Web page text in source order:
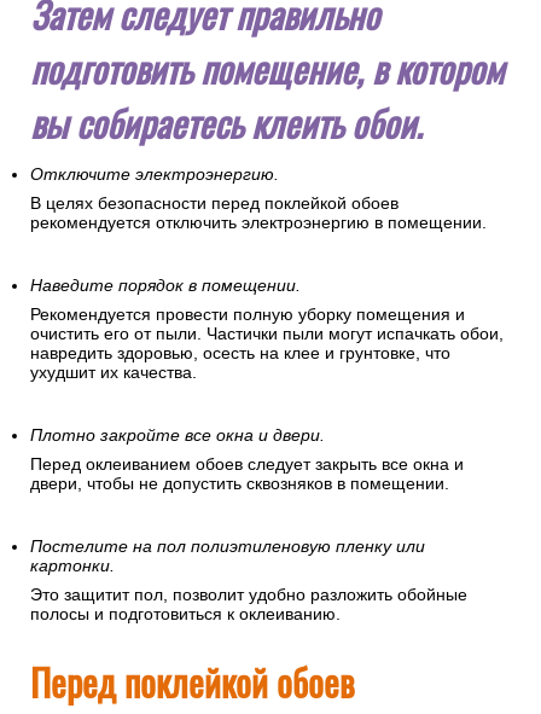
Затем следует правильно
подготовить помещение, в котором
вы собираетесь клеить обои.
Отключите электроэнергию.
В целях безопасности перед поклейкой обоев
рекомендуется отключить электроэнергию в помещении.
Наведите порядок в помещении.
Рекомендуется провести полную уборку помещения и
очистить его от пыли. Частички пыли могут испачкать обои,
навредить здоровью, осесть на клее и грунтовке, что
ухудшит их качества.
Плотно закройте все окна и двери.
Перед оклеиванием обоев следует закрыть все окна и
двери, чтобы не допустить сквозняков в помещении.
Постелите на пол полиэтиленовую пленку или
картонки.
Это защитит пол, позволит удобно разложить обойные
полосы и подготовиться к оклеиванию.
Перед поклейкой обоев